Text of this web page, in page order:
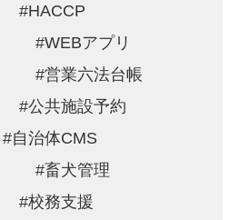
HACCP
WEBアプリ
営業六法台帳
公共施設予約
自治体CMS
畜犬管理
校務支援